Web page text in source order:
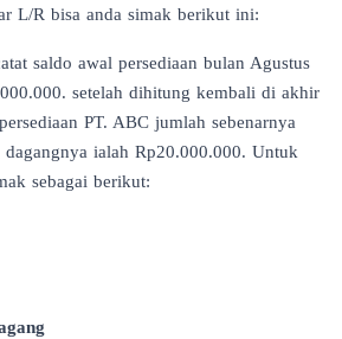
L/R bisa anda simak berikut ini:
saldo awal persediaan bulan Agustus
setelah dihitung kembali di akhir
PT. ABC jumlah sebenarnya
dagangnya ialah Rp20.000.000. Untuk
sebagai berikut: